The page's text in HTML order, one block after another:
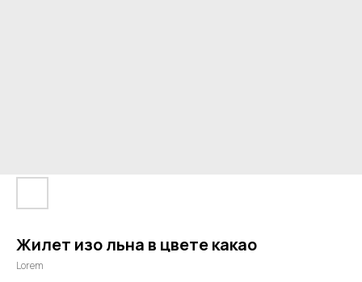
Жилет изо льна в цвете какао
Lorem